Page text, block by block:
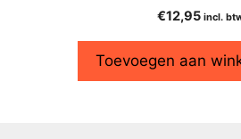
€12,95 incl.
Toevoegen aan